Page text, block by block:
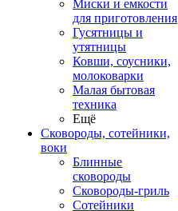
Миски и емкости
для приготовления
Гусятницы и
утятницы
Ковши, соусники,
молоковарки
Малая бытовая
техника
Ещё
Сковороды, сотейники,
воки
Блинные
сковороды
Сковороды-гриль
Сотейники